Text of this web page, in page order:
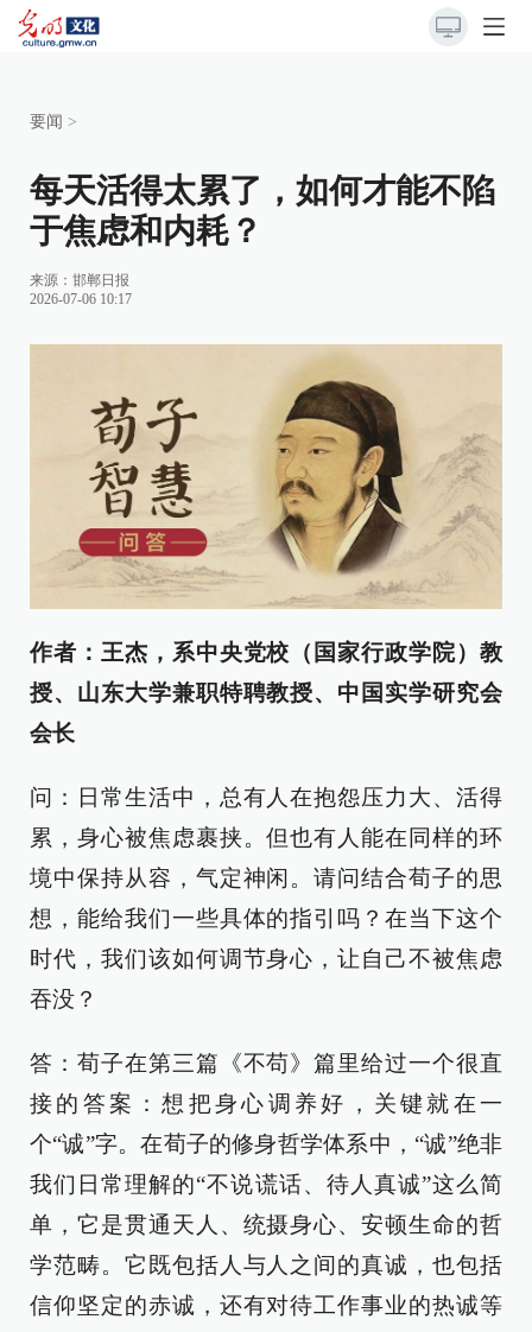
要闻 >
每天活得太累了，如何才能不陷
于焦虑和内耗？
来源： 邯郸日报
2026-07-06 10:17
作者：王杰，系中央党校（国家行政学院）教
授、山东大学兼职特聘教授、中国实学研究会
会长
问：日常生活中，总有人在抱怨压力大、活得
累，身心被焦虑裹挟。但也有人能在同样的环
境中保持从容，气定神闲。请问结合荀子的思
想，能给我们一些具体的指引吗？在当下这个
时代，我们该如何调节身心，让自己不被焦虑
吞没？
答：荀子在第三篇《不苟》篇里给过一个很直
接的答案：想把身心调养好，关键就在一
个“诚”字。在荀子的修身哲学体系中，“诚”绝非
我们日常理解的“不说谎话、待人真诚”这么简
单，它是贯通天人、统摄身心、安顿生命的哲
学范畴。它既包括人与人之间的真诚，也包括
信仰坚定的赤诚，还有对待工作事业的热诚等